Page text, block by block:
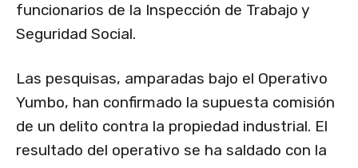
funcionarios de la Inspección de Trabajo y
Seguridad Social.
Las pesquisas, amparadas bajo el Operativo
Yumbo, han confirmado la supuesta comisión
de un delito contra la propiedad industrial. El
resultado del operativo se ha saldado con la